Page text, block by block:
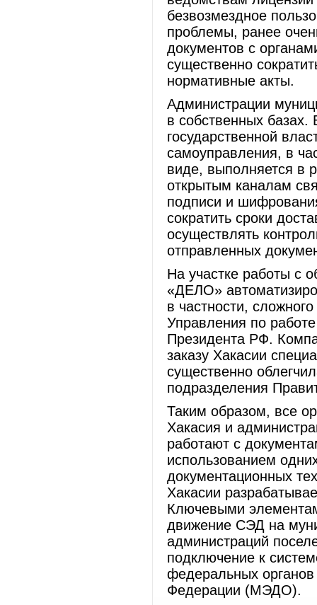
безвозмездное
проблемы, ранее
документов с
существенно
нормативные акты.
Администрации
в собственных базах.
государственной
самоуправления, в
виде, выполняется в
открытым каналам
подписи и
сократить сроки
осуществлять
отправленных
На участке работы с
«ДЕЛО»
в частности,
Управления по
Президента РФ.
заказу Хакасии
существенно
подразделения
Таким образом, все
Хакасия и
работают с
использованием
документационных
Хакасии
Ключевыми
движение СЭД на
администраций
подключение к
федеральных органов
Федерации (МЭДО).